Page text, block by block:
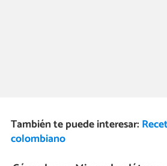
También te puede interesar:
colombiano